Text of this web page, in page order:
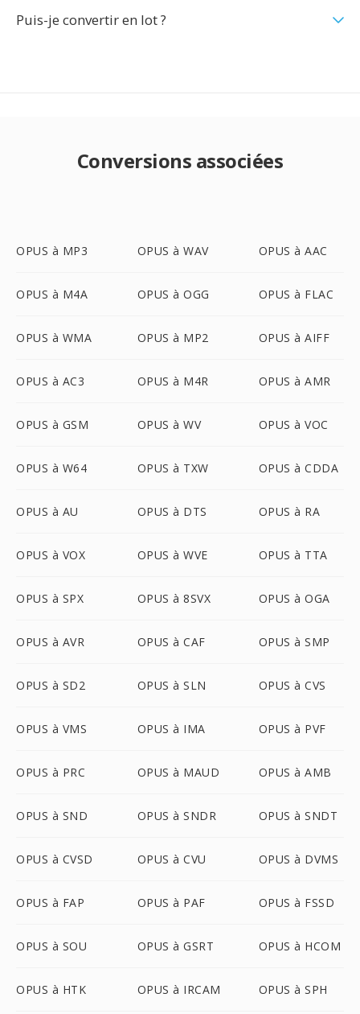
Puis-je convertir en lot ?
Conversions associées
OPUS à MP3 OPUS à WAV OPUS à AAC
OPUS à M4A OPUS à OGG OPUS à FLAC
OPUS à WMA OPUS à MP2 OPUS à AIFF
OPUS à AC3 OPUS à M4R OPUS à AMR
OPUS à GSM OPUS à WV OPUS à VOC
OPUS à W64 OPUS à TXW OPUS à CDDA
OPUS à AU OPUS à DTS OPUS à RA
OPUS à VOX OPUS à WVE OPUS à TTA
OPUS à SPX OPUS à 8SVX OPUS à OGA
OPUS à AVR OPUS à CAF OPUS à SMP
OPUS à SD2 OPUS à SLN OPUS à CVS
OPUS à VMS OPUS à IMA OPUS à PVF
OPUS à PRC OPUS à MAUD OPUS à AMB
OPUS à SND OPUS à SNDR OPUS à SNDT
OPUS à CVSD OPUS à CVU OPUS à DVMS
OPUS à FAP OPUS à PAF OPUS à FSSD
OPUS à SOU OPUS à GSRT OPUS à HCOM
OPUS à HTK OPUS à IRCAM OPUS à SPH